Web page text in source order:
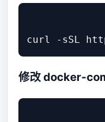
修改 docker-